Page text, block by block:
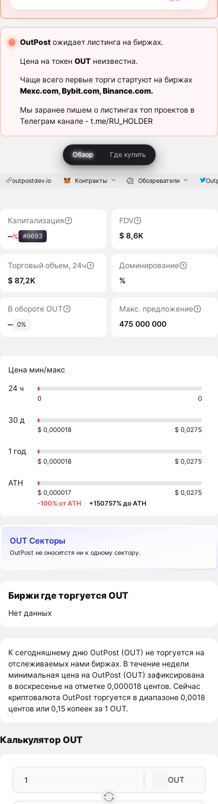
OutPostожидает листинга на биржах.
Цена на токен OUT неизвестна.
Чаще всего первые торги стартуют на биржах
Mexc.com,Bybit.com,Binance.com.
Мы заранее пишем о листингах топ проектов в
Телеграм канале - t.me/RU_HOLDER
Обзор Где купить
outpostdev.io Контракты Обозреватели
Капитализация
‒% #9693
FDV
$ 8,6K
Торговый объем, 24ч
$ 87,2K
Доминирование
%
В обороте OUT
‒ 0%
Макс. предложение
475 000 000
Цена мин/макс
24 ч
0 0
30 д
$ 0,000018 $ 0,0275
1 год
$ 0,000018 $ 0,0275
ATH
$ 0,000017
$ 0,0275
-100% от ATH · +150757% до ATH
OUT Секторы
OutPost не оноситстя ни к одному сектору.
Биржи где торгуется OUT
Нет данных
К сегодняшнему дню OutPost (OUT) не торгуется на
отслеживаемых нами биржах. В течение недели
минимальная цена на OutPost (OUT) зафиксирована
в воскресенье на отметке 0,000018 центов. Сейчас
криптовалюта OutPost торгуется в диапазоне 0,0018
центов или 0,15 копеек за 1 OUT.
Калькулятор OUT
OUT